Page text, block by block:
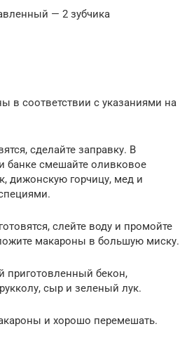
— 2 зубчика
в соответствии с указаниями на
сделайте заправку. В
банке смешайте оливковое
дижонскую горчицу, мед и
слейте воду и промойте
макароны в большую миску.
приготовленный бекон,
сыр и зеленый лук.
и хорошо перемешать.